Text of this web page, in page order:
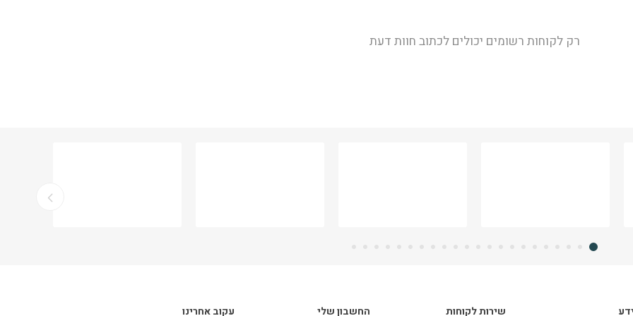
רק לקוחות רשומים יכולים לכתוב חוות דעת
שירות לקוחות החשבון שלי עקוב אחרינו